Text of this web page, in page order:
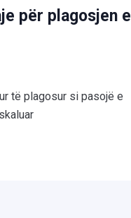
për plagosjen e
të plagosur si pasojë e